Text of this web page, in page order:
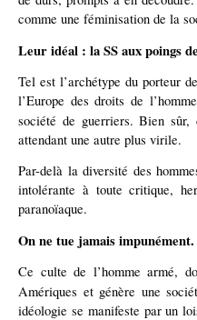
comme une féminisation de la
Leur idéal : la SS aux poings
Tel est l’archétype du porteur
l’Europe des droits de
société de guerriers. Bien sûr,
attendant une autre plus virile.
Par-delà la diversité des
intolérante à toute critique,
paranoïaque.
On ne tue jamais impunément.
Ce culte de l’homme armé,
Amériques et génère une
idéologie se manifeste par un